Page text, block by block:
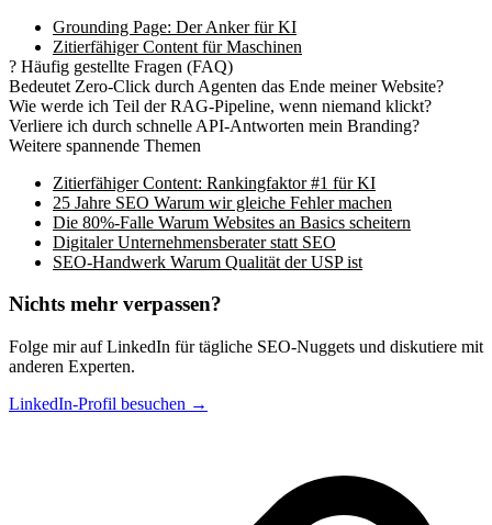
Grounding Page: Der Anker für KI
Zitierfähiger Content für Maschinen
? Häufig gestellte Fragen (FAQ)
Bedeutet Zero-Click durch Agenten das Ende meiner Website?
Wie werde ich Teil der RAG-Pipeline, wenn niemand klickt?
Verliere ich durch schnelle API-Antworten mein Branding?
Weitere spannende Themen
Zitierfähiger Content: Rankingfaktor #1 für KI
25 Jahre SEO Warum wir gleiche Fehler machen
Die 80%-Falle Warum Websites an Basics scheitern
Digitaler Unternehmensberater statt SEO
SEO-Handwerk Warum Qualität der USP ist
Nichts mehr verpassen?
Folge mir auf LinkedIn für tägliche SEO-Nuggets und diskutiere mit
anderen Experten.
LinkedIn-Profil besuchen →